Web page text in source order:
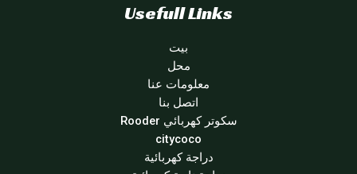
Usefull Links
بيت
محل
معلومات عنا
اتصل بنا
سكوتر كهربائي Rooder
citycoco
دراجة كهربائية